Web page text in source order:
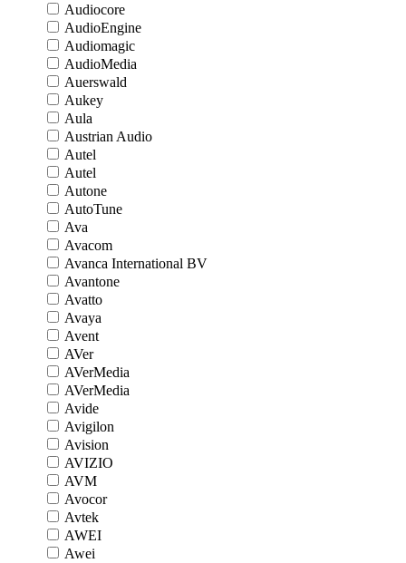
Audiocore
AudioEngine
Audiomagic
AudioMedia
Auerswald
Aukey
Aula
Austrian Audio
Autel
Autel
Autone
AutoTune
Ava
Avacom
Avanca International BV
Avantone
Avatto
Avaya
Avent
AVer
AVerMedia
AVerMedia
Avide
Avigilon
Avision
AVIZIO
AVM
Avocor
Avtek
AWEI
Awei